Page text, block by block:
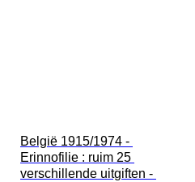
België 1915/1974 -
Erinnofilie : ruim 25
verschillende uitgiften -